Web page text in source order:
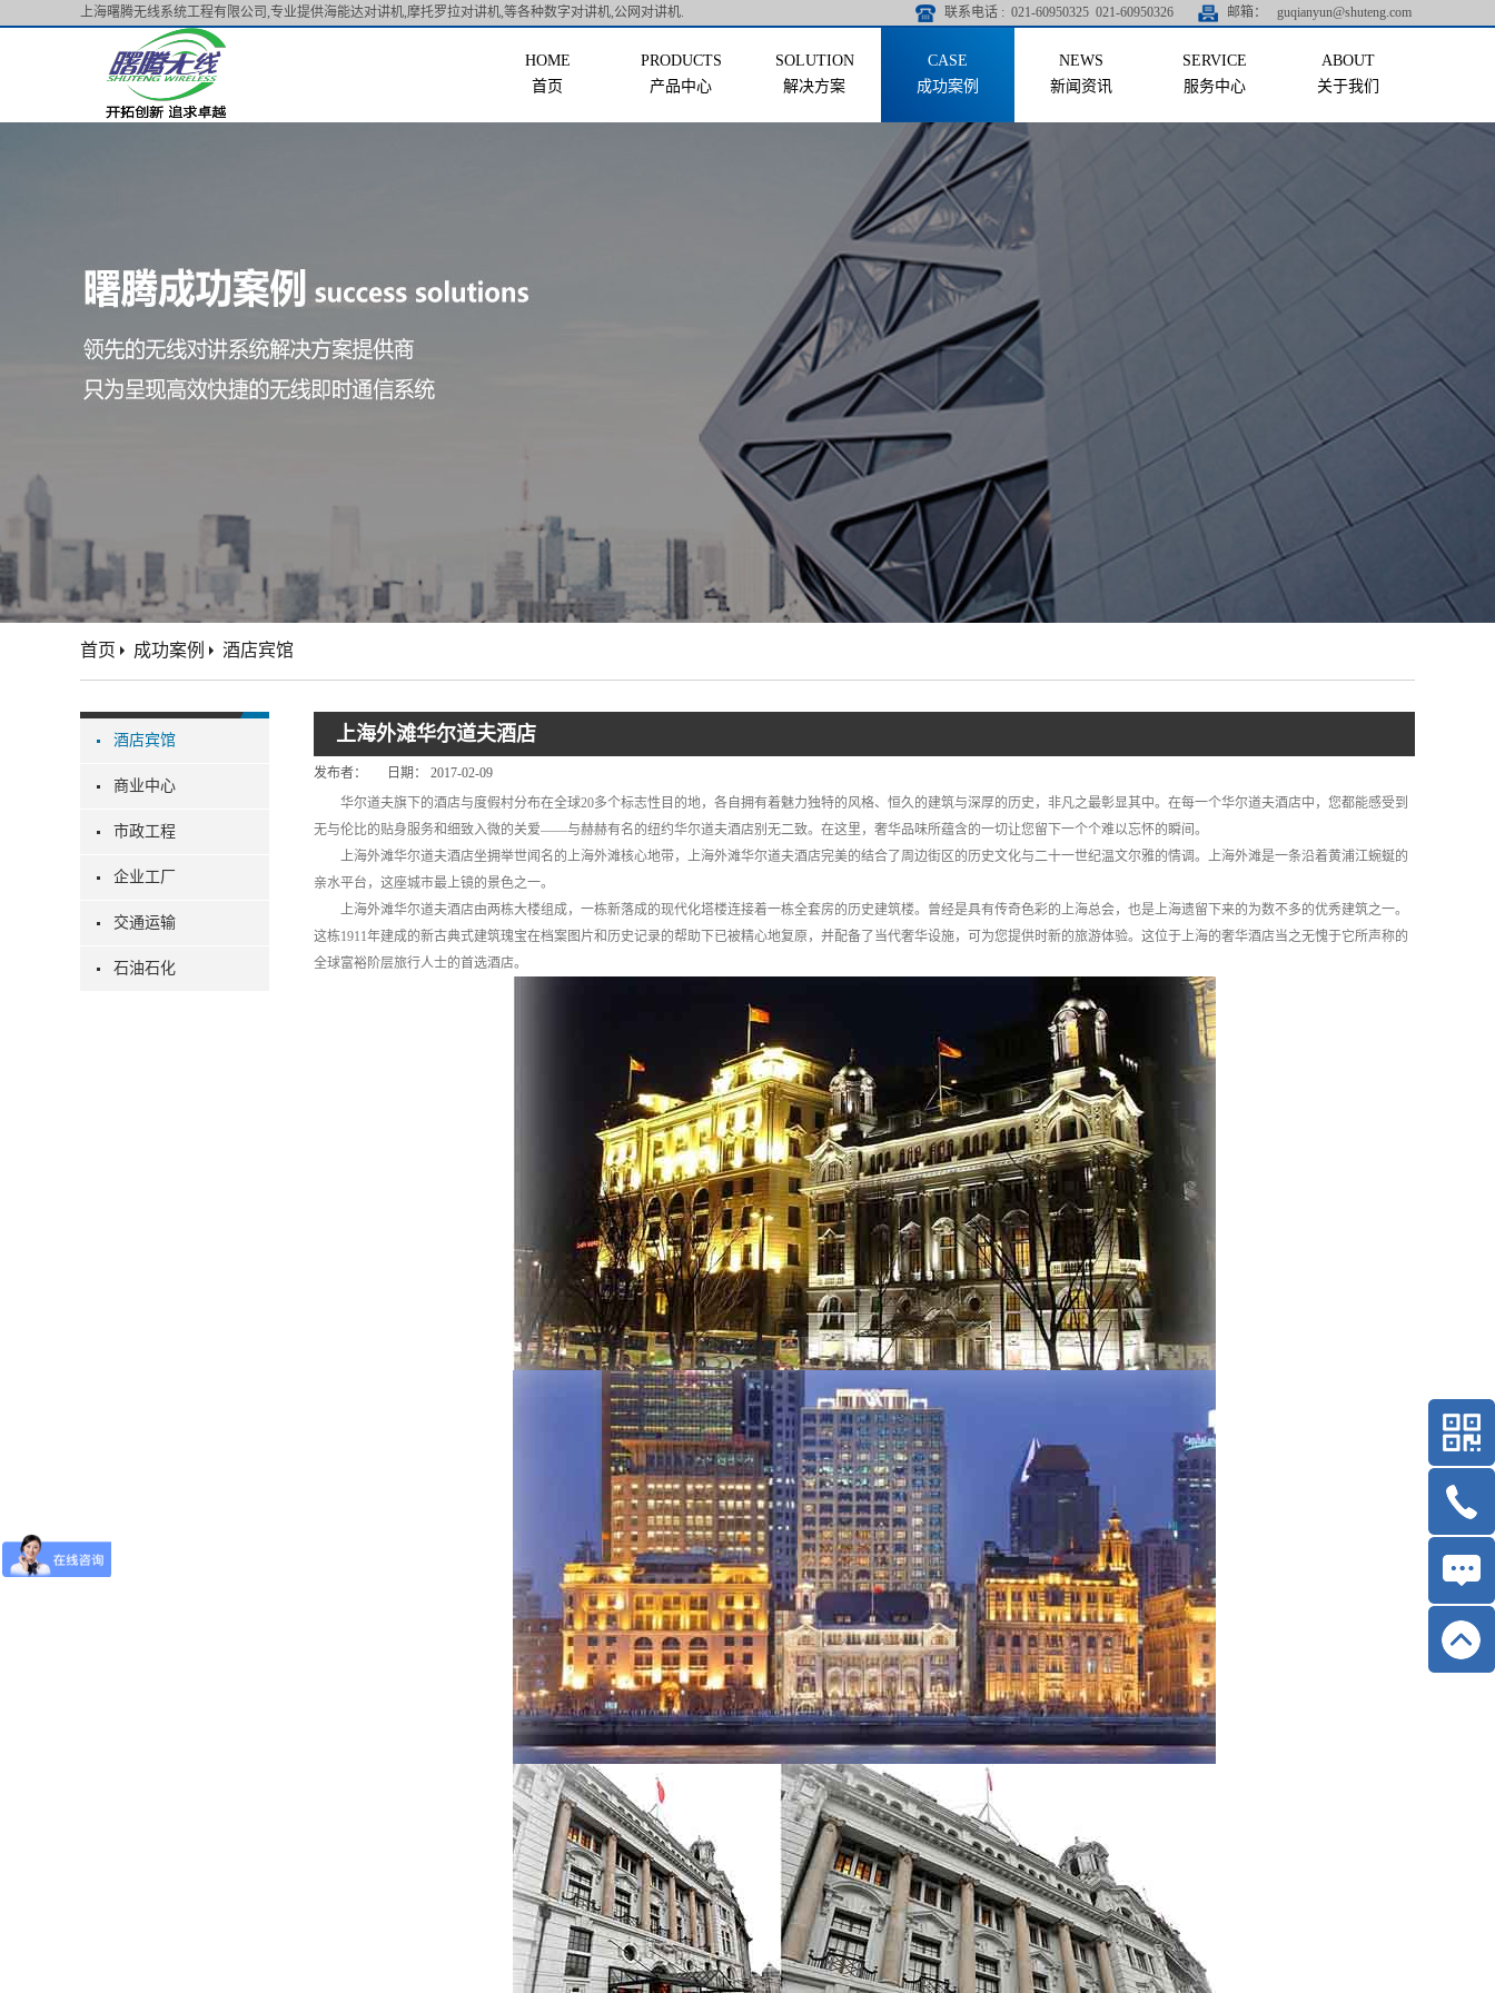
上海曙腾无线系统工程有限公司,专业提供海能达对讲机,摩托罗拉对讲机,等各种数字对讲机,公网对讲机. 联系电话 : 021-60950325 021-60950326 邮箱： guqianyun@shuteng.com
首页 产品中心 解决方案 成功案例 新闻资讯 服务中心 关于我们
酒店宾馆
商业中心
市政工程
企业工厂
交通运输
石油石化
首页 成功案例 酒店宾馆
上海外滩华尔道夫酒店
发布者： 日期：
2017-02-09
华尔道夫旗下的酒店与度假村分布在全球20多个标志性目的地，各自拥有着魅力独特的风格、恒久的建筑与深厚的历史，非凡之最彰显其中。在每一个华尔道夫酒店中，您都能感受到
无与伦比的贴身服务和细致入微的关爱——与赫赫有名的纽约华尔道夫酒店别无二致。在这里，奢华品味所蕴含的一切让您留下一个个难以忘怀的瞬间。
上海外滩华尔道夫酒店坐拥举世闻名的上海外滩核心地带，上海外滩华尔道夫酒店完美的结合了周边街区的历史文化与二十一世纪温文尔雅的情调。上海外滩是一条沿着黄浦江蜿蜒的
亲水平台，这座城市最上镜的景色之一。
上海外滩华尔道夫酒店由两栋大楼组成，一栋新落成的现代化塔楼连接着一栋全套房的历史建筑楼。曾经是具有传奇色彩的上海总会，也是上海遗留下来的为数不多的优秀建筑之一。
这栋1911年建成的新古典式建筑瑰宝在档案图片和历史记录的帮助下已被精心地复原，并配备了当代奢华设施，可为您提供时新的旅游体验。这位于上海的奢华酒店当之无愧于它所声称的
全球富裕阶层旅行人士的首选酒店。